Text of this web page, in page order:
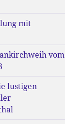
mit
vom
lustigen